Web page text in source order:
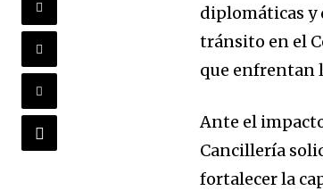
diplomáticas y
tránsito en el
que enfrentan
Ante el
Cancillería
fortalecer la